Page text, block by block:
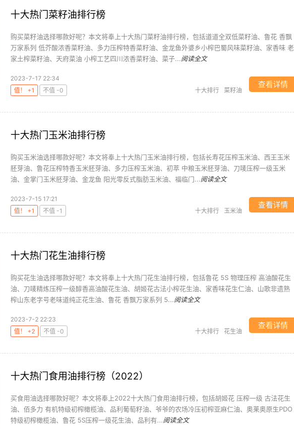
十大热门菜籽油排行榜
购买菜籽油选择哪款好呢？本文将奉上十大热门菜籽油排行榜，包括道道全双低菜籽油、鲁花 香飘
万家系列 低芥酸浓香菜籽油、多力压榨特香菜籽油、金龙鱼外婆乡小榨巴蜀风味菜籽油、家香味 老
家土榨菜籽油、天府菜油 小榨工艺四川浓香菜籽油、菜子...阅读全文
2023-7-17 22:34
值！ +1
不值 -0 十大排行 菜籽油
查看详情
十大热门玉米油排行榜
购买玉米油选择哪款好呢？本文将奉上十大热门玉米油排行榜，包括长寿花压榨玉米油、西王玉米
胚芽油、鲁花压榨特香玉米胚芽油、多力压榨玉米油、初萃 中粮玉米胚芽油、刀唛压榨一级玉米
油、金掌门玉米胚芽油、金龙鱼 阳光零反式脂肪玉米油、福临门...阅读全文
2023-7-15 17:21
值！ +1
不值 -1 十大排行 玉米油
查看详情
十大热门花生油排行榜
购买花生油选择哪款好呢？本文将奉上十大热门花生油排行榜，包括鲁花 5S 物理压榨 高油酸花生
油、刀唛精炼压榨一级醇香高油酸花生油、胡姬花古法小榨花生油、家香味花生仁油、山歌非遗熟
榨山东老字号老味道纯正花生油、鲁花 香飘万家系列 5...阅读全文
2023-7-2 22:23
值！ +2
不值 -0 十大排行 花生油
查看详情
十大热门食用油排行榜（2022）
买食用油选择哪款好呢？本文将奉上2022十大热门食用油排行榜，包括胡姬花 压榨一级 古法花生
油、佰多力 有机特级初榨橄榄油、品利葡萄籽油、爷爷的农场冷压初榨亚麻仁油、奥莱奥原生PDO
特级初榨橄榄油、鲁花 5S压榨一级花生油、品利有...阅读全文